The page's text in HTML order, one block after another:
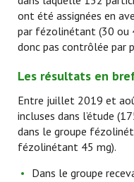
ont été assignées en
par fézolinétant (30 ou
donc pas contrôlée par
Les résultats en
Entre juillet 2019 et
incluses dans l’étude
dans le groupe
fézolinétant 45 mg).
Dans le groupe